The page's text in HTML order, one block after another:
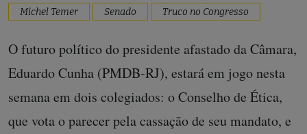
Michel Temer
Senado Truco no Congresso
O futuro político do presidente afastado da Câmara,
Eduardo Cunha (PMDB-RJ), estará em jogo nesta
semana em dois colegiados: o Conselho de Ética,
que vota o parecer pela cassação de seu mandato, e